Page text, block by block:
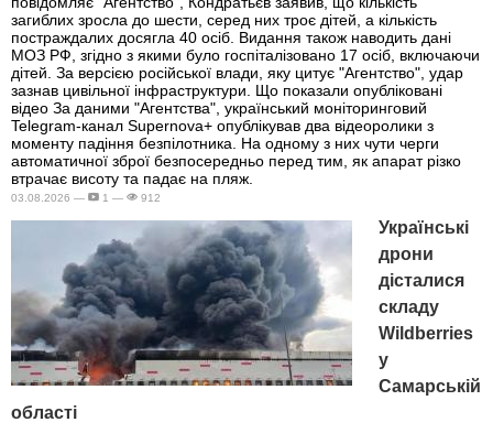
загиблих зросла до шести, серед них троє дітей, а кількість
постраждалих досягла 40 осіб. Видання також наводить дані
МОЗ РФ, згідно з якими було госпіталізовано 17 осіб, включаючи
дітей. За версією російської влади, яку цитує "Агентство", удар
зазнав цивільної інфраструктури. Що показали опубліковані
відео За даними "Агентства", український моніторинговий
Telegram-канал Supernova+ опублікував два відеоролики з
моменту падіння безпілотника. На одному з них чути черги
автоматичної зброї безпосередньо перед тим, як апарат різко
втрачає висоту та падає на пляж.
03.08.2026 — 1 — 912
Українські
дрони
дісталися
складу
Wildberries
у
Самарській
області